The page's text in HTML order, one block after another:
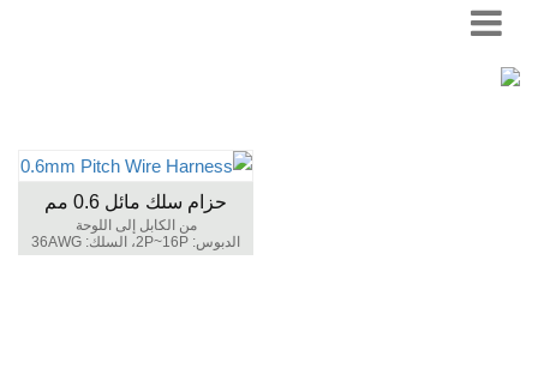
حزام سلك مائل 0.6 مم
من الكابل إلى اللوحة
الدبوس: 2P~16P، السلك: 36AWG